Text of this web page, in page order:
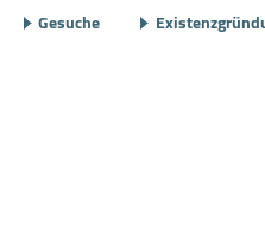
Gesuche